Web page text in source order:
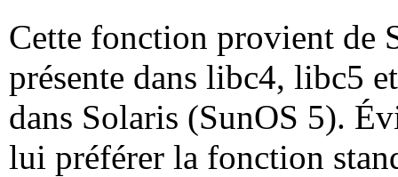
Cette fonction provient de
présente dans libc4, libc5
dans Solaris (SunOS 5).
lui préférer la fonction